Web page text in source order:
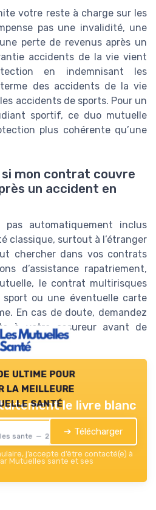
votre reste à charge sur les
pas une invalidité, une
perte de revenus après un
accidents de la vie vient
en indemnisant les
des accidents de la vie
accidents de sports. Pour un
sportif, ce duo mutuelle
plus cohérente qu’une
mon contrat couvre
un accident en
pas automatiquement inclus
classique, surtout à l’étranger
chercher dans vos contrats
d’assistance rapatriement,
le contrat multirisques
sport ou une éventuelle carte
En cas de doute, demandez
à votre assureur avant de
trek estival.
ultime pour
la meilleure
santé
sante — 2026
le livre blanc
➔ Télécharger
j’accepte d’être contacté(e) à
Mutuelles sante et ses